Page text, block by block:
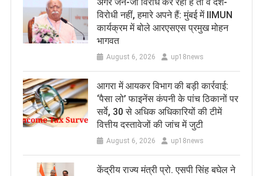
विरोधी नहीं, हमारे अपने हैं: मुंबई में IIMUN
कार्यक्रम में बोले आरएसएस प्रमुख मोहन
भागवत
August 6, 2026 up18news
आगरा में आयकर विभाग की बड़ी कार्रवाई:
‘पैसा लो’ फाइनेंस कंपनी के पांच ठिकानों पर
सर्वे, 30 से अधिक अधिकारियों की टीमें
वित्तीय दस्तावेजों की जांच में जुटी
August 6, 2026 up18news
केंद्रीय राज्य मंत्री प्रो. एसपी सिंह बघेल ने